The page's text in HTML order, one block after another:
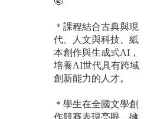
＊課程結合古典與現
代、人文與科技、紙
本創作與生成式AI，
培養AI世代具有跨域
創新能力的人才。
＊學生在全國文學創
作競賽表現亮眼，擁